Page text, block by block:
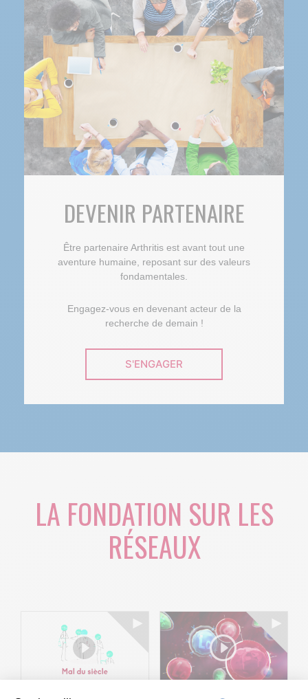
DEVENIR PARTENAIRE
Être partenaire Arthritis est avant tout une
aventure humaine, reposant sur des valeurs
fondamentales.
Engagez-vous en devenant acteur de la
recherche de demain !
S'ENGAGER
LA FONDATION SUR LES
RÉSEAUX